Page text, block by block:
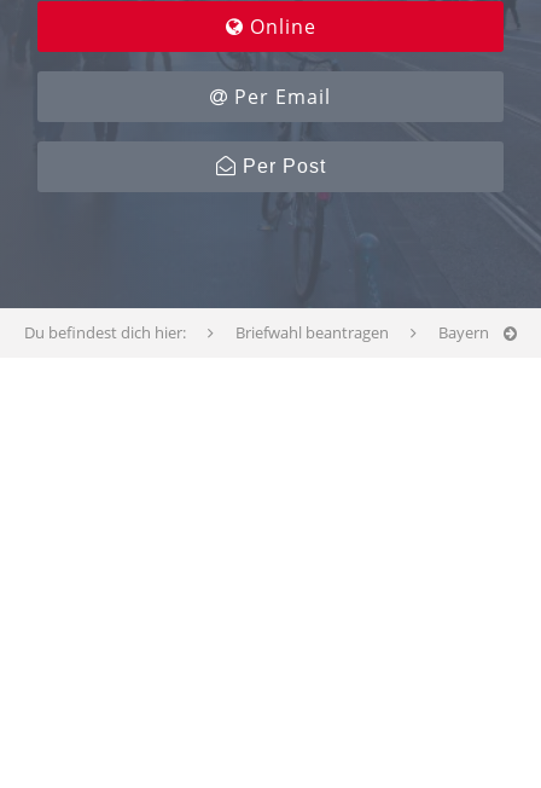
Online
Per Email
Per Post
Du befindest dich hier: Briefwahl beantragen Bayern